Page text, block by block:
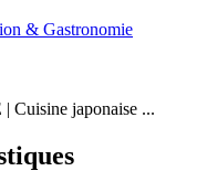
& Gastronomie
Cuisine japonaise ...